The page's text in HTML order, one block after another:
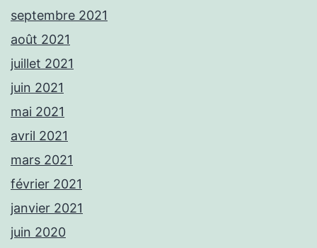
septembre 2021
août 2021
juillet 2021
juin 2021
mai 2021
avril 2021
mars 2021
février 2021
janvier 2021
juin 2020